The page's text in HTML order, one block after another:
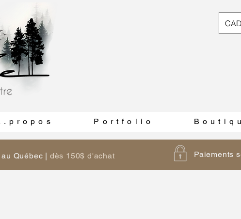
. p r o p o s P o r t f o l i o B o u t i q
Paiements
Québec | dès 150$ d'achat